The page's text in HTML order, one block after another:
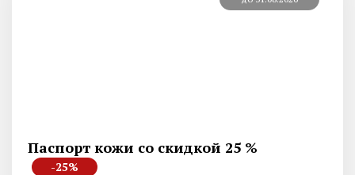
Паспорт кожи со скидкой 25 %
-25%